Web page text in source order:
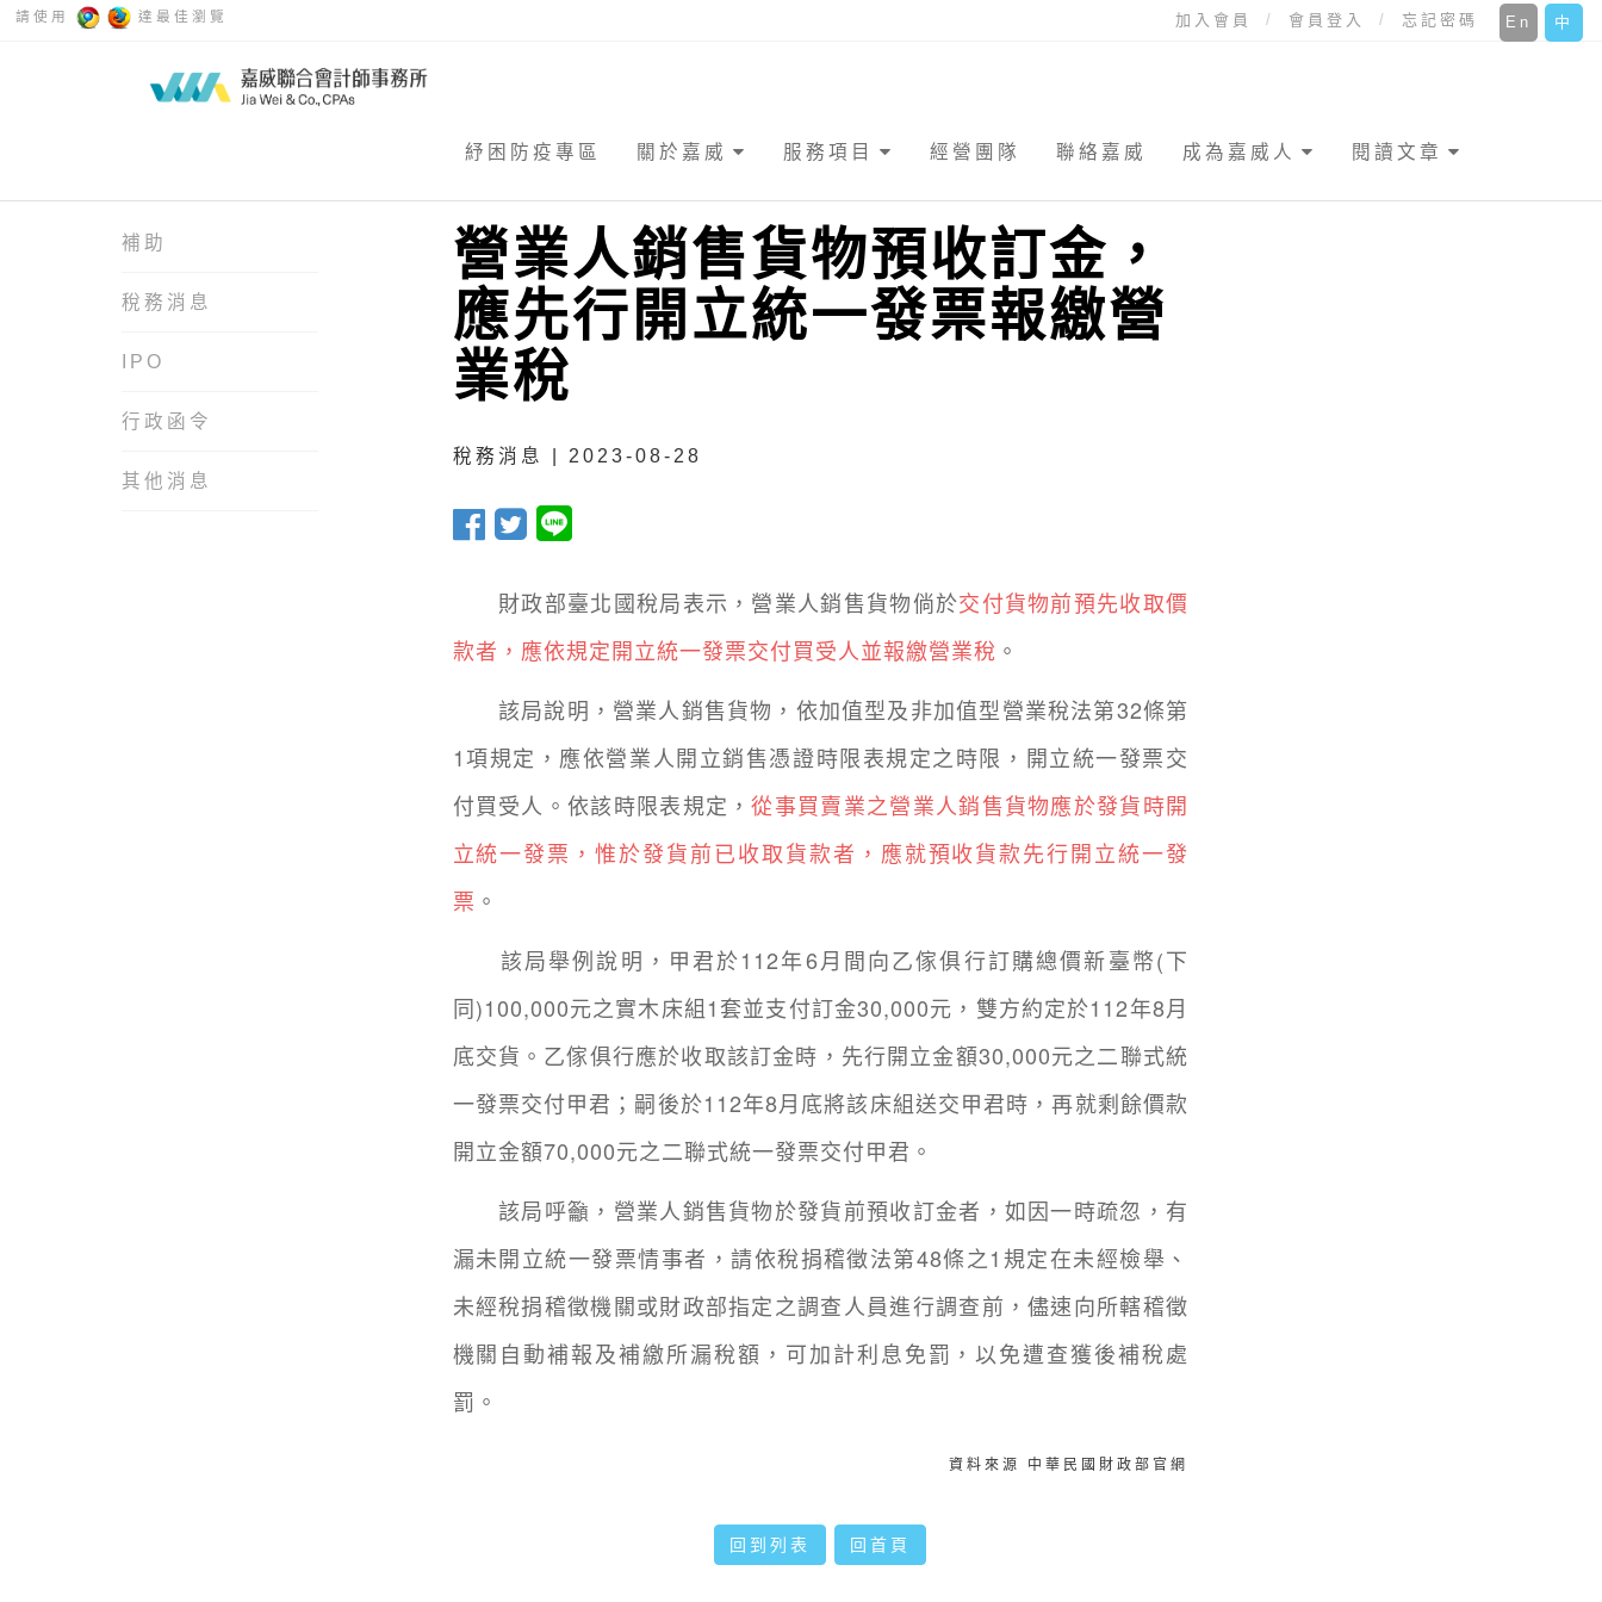
請使用 達最佳瀏覽 中
En
加入會員 會員登入 忘記密碼
紓困防疫專區 關於嘉威 服務項目 經營團隊 聯絡嘉威 成為嘉威人 閱讀文章
補助
稅務消息
IPO
行政函令
其他消息
營業人銷售貨物預收訂金，
應先行開立統一發票報繳營
業稅
稅務消息 | 2023-08-28
財政部臺北國稅局表示，營業人銷售貨物倘於交付貨物前預先收取價
款者，應依規定開立統一發票交付買受人並報繳營業稅 。
該局說明，營業人銷售貨物，依加值型及非加值型營業稅法第32條第
1項規定，應依營業人開立銷售憑證時限表規定之時限，開立統一發票交
付買受人。依該時限表規定，從事買賣業之營業人銷售貨物應於發貨時開
立統一發票，惟於發貨前已收取貨款者，應就預收貨款先行開立統一發
票 。
該局舉例說明，甲君於112年6月間向乙傢俱行訂購總價新臺幣(下
同)100,000元之實木床組1套並支付訂金30,000元，雙方約定於112年8月
底交貨。乙傢俱行應於收取該訂金時，先行開立金額30,000元之二聯式統
一發票交付甲君；嗣後於112年8月底將該床組送交甲君時，再就剩餘價款
開立金額70,000元之二聯式統一發票交付甲君。
該局呼籲，營業人銷售貨物於發貨前預收訂金者，如因一時疏忽，有
漏未開立統一發票情事者，請依稅捐稽徵法第48條之1規定在未經檢舉、
未經稅捐稽徵機關或財政部指定之調查人員進行調查前，儘速向所轄稽徵
機關自動補報及補繳所漏稅額，可加計利息免罰，以免遭查獲後補稅處
罰。
資料來源 中華民國財政部官網
回到列表 回首頁